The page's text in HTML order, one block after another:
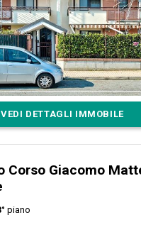
VEDI DETTAGLI IMMOBILE
Corso Giacomo
piano